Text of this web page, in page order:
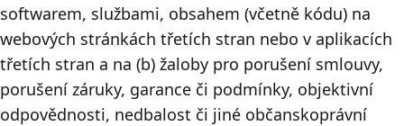
softwarem, službami, obsahem (včetně kódu) na
webových stránkách třetích stran nebo v aplikacích
třetích stran a na (b) žaloby pro porušení smlouvy,
porušení záruky, garance či podmínky, objektivní
odpovědnosti, nedbalost či jiné občanskoprávní